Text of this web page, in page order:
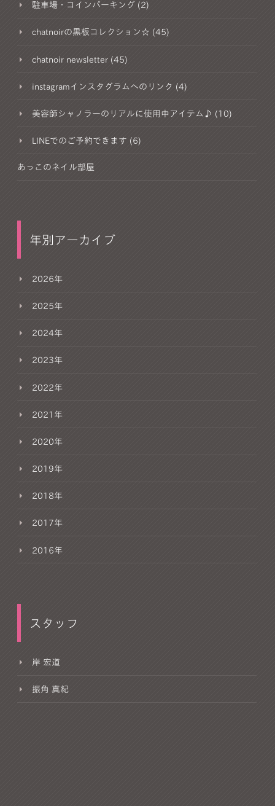
駐車場・コインパーキング (2)
chatnoirの黒板コレクション☆ (45)
chatnoir newsletter (45)
instagramインスタグラムへのリンク (4)
美容師シャノラーのリアルに使用中アイテム♪ (10)
LINEでのご予約できます (6)
あっこのネイル部屋
年別アーカイブ
2026年
2025年
2024年
2023年
2022年
2021年
2020年
2019年
2018年
2017年
2016年
スタッフ
岸 宏道
振角 真紀